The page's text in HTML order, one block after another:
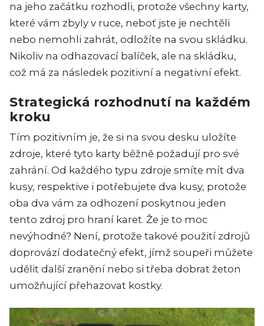
na jeho začátku rozhodli, protože všechny karty,
které vám zbyly v ruce, neboť jste je nechtěli
nebo nemohli zahrát, odložíte na svou skládku.
Nikoliv na odhazovací balíček, ale na skládku,
což má za následek pozitivní a negativní efekt.
Strategická rozhodnutí na každém
kroku
Tím pozitivním je, že si na svou desku uložíte
zdroje, které tyto karty běžně požadují pro své
zahrání. Od každého typu zdroje smíte mít dva
kusy, respektive i potřebujete dva kusy, protože
oba dva vám za odhození poskytnou jeden
tento zdroj pro hraní karet. Že je to moc
nevýhodné? Není, protože takové použití zdrojů
doprovází dodatečný efekt, jímž soupeři můžete
udělit další zranění nebo si třeba dobrat žeton
umožňující přehazovat kostky.